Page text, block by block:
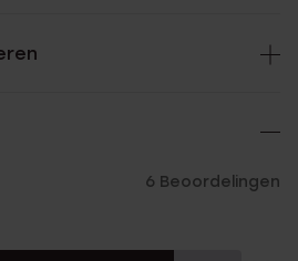
6 Beoordelingen